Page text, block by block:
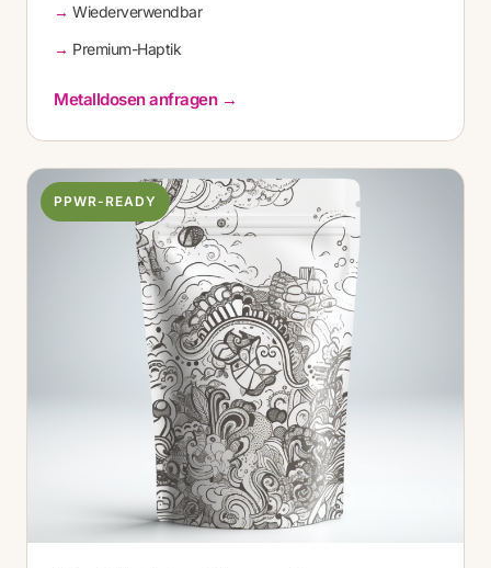
Wiederverwendbar
Premium-Haptik
Metalldosen anfragen →
PPWR-READY